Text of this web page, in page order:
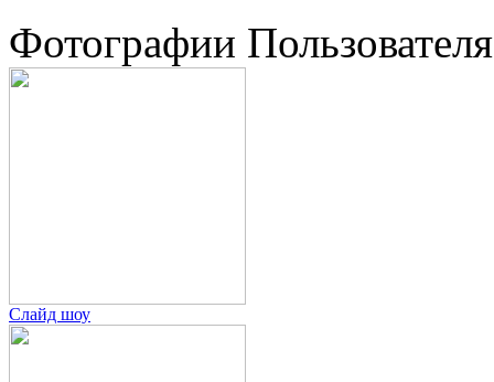
Фотографии Пользователя
Слайд шоу